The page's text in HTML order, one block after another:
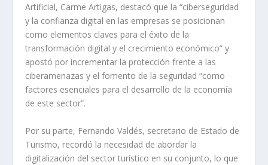
Artificial, Carme Artigas, destacó que la “ciberseguridad
y la confianza digital en las empresas se posicionan
como elementos claves para el éxito de la
transformación digital y el crecimiento económico” y
apostó por incrementar la protección frente a las
ciberamenazas y el fomento de la seguridad “como
factores esenciales para el desarrollo de la economía
de este sector”.
Por su parte, Fernando Valdés, secretario de Estado de
Turismo, recordó la necesidad de abordar la
digitalización del sector turístico en su conjunto, lo que